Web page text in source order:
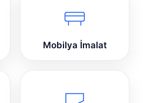
Mobilya İmalat